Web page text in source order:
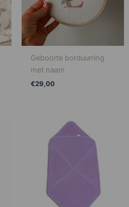
Geboorte borduurring
met naam
€29,00